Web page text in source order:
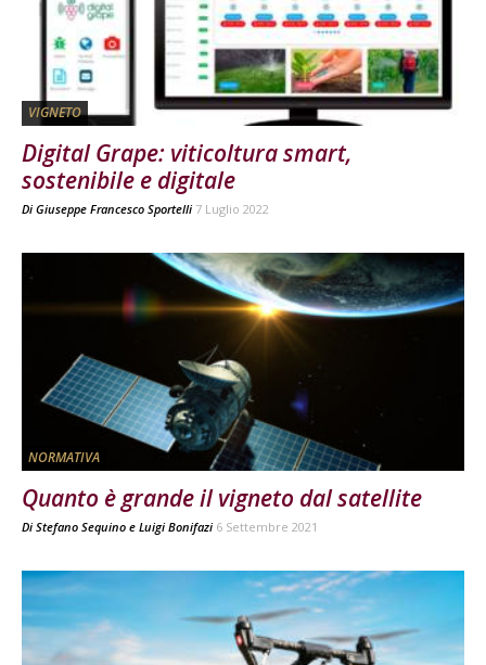
VIGNETO
Digital Grape: viticoltura smart,
sostenibile e digitale
Di Giuseppe Francesco Sportelli 7 Luglio 2022
NORMATIVA
Quanto è grande il vigneto dal satellite
Di Stefano Sequino e Luigi Bonifazi 6 Settembre 2021